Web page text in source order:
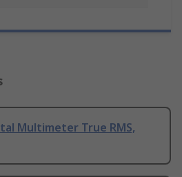
Multimeter True RMS,